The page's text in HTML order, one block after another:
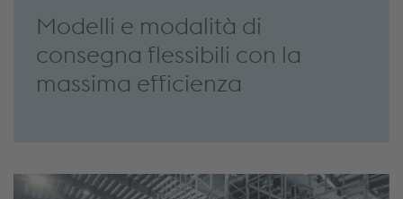
Modelli e modalità di
consegna flessibili con la
massima efficienza